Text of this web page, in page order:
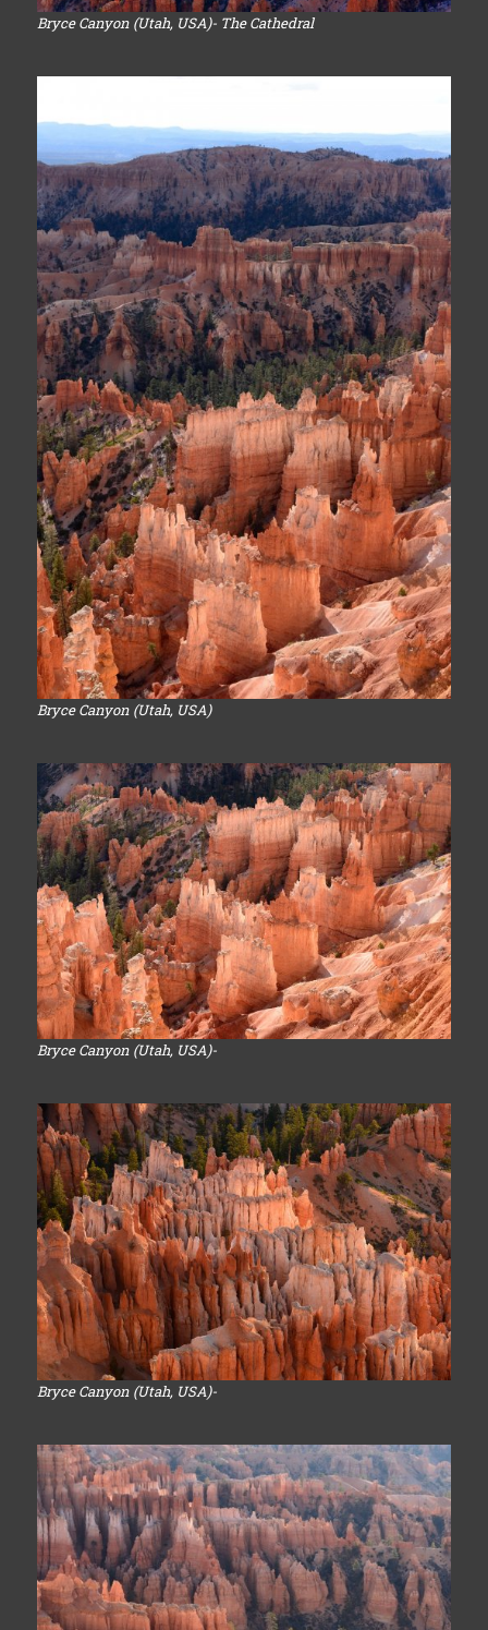
Bryce Canyon (Utah, USA)- The Cathedral
Bryce Canyon (Utah, USA)
Bryce Canyon (Utah, USA)-
Bryce Canyon (Utah, USA)-